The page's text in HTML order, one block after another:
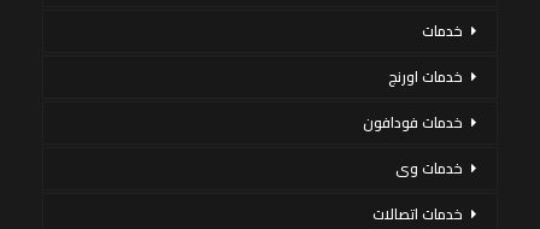
خدمات
خدمات اورنج
خدمات فودافون
خدمات وى
خدمات اتصالات